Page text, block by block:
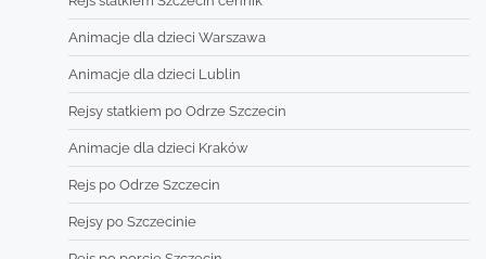
Animacje dla dzieci Warszawa
Animacje dla dzieci Lublin
Rejsy statkiem po Odrze Szczecin
Animacje dla dzieci Kraków
Rejs po Odrze Szczecin
Rejsy po Szczecinie